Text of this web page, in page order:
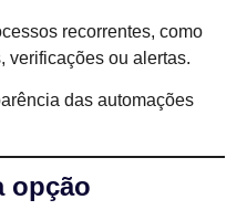
recorrentes, como
verificações ou alertas.
das automações
opção